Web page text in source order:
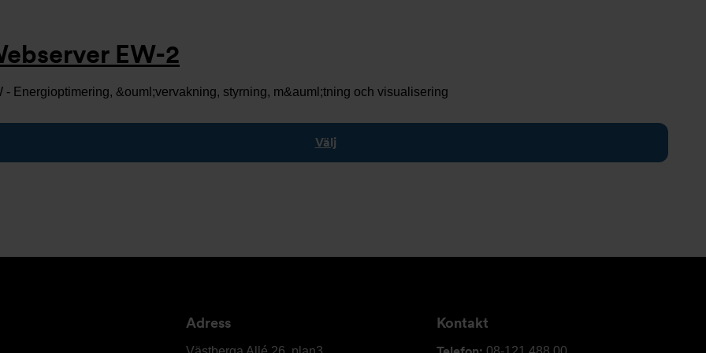
EW-2
- Energioptimering, &ouml;vervakning, styrning, m&auml;tning och visualisering
Välj
Adress
Elektro
Kontakt